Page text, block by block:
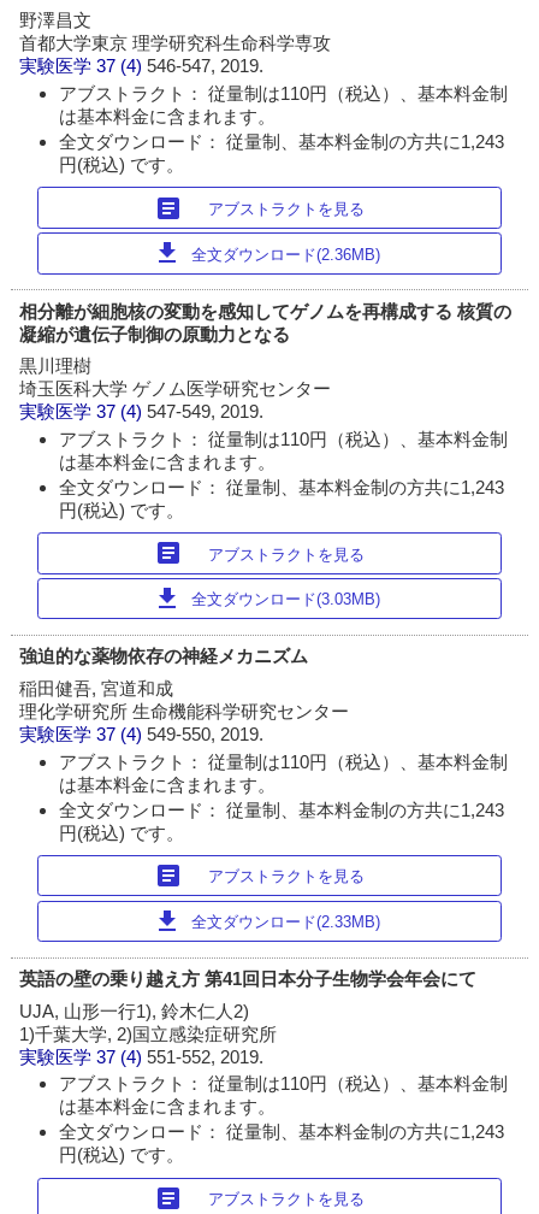
野澤昌文
首都大学東京 理学研究科生命科学専攻
実験医学 37 (4)546-547, 2019.
アブストラクト： 従量制は110円（税込）、基本料金制
は基本料金に含まれます。
全文ダウンロード： 従量制、基本料金制の方共に1,243
円(税込) です。
article アブストラクトを見る
download 全文ダウンロード(2.36MB)
相分離が細胞核の変動を感知してゲノムを再構成する 核質の
凝縮が遺伝子制御の原動力となる
黒川理樹
埼玉医科大学 ゲノム医学研究センター
実験医学 37 (4)547-549, 2019.
アブストラクト： 従量制は110円（税込）、基本料金制
は基本料金に含まれます。
全文ダウンロード： 従量制、基本料金制の方共に1,243
円(税込) です。
article アブストラクトを見る
download 全文ダウンロード(3.03MB)
強迫的な薬物依存の神経メカニズム
稲田健吾, 宮道和成
理化学研究所 生命機能科学研究センター
実験医学 37 (4)549-550, 2019.
アブストラクト： 従量制は110円（税込）、基本料金制
は基本料金に含まれます。
全文ダウンロード： 従量制、基本料金制の方共に1,243
円(税込) です。
article アブストラクトを見る
download 全文ダウンロード(2.33MB)
英語の壁の乗り越え方 第41回日本分子生物学会年会にて
UJA, 山形一行1), 鈴木仁人2)
1)千葉大学, 2)国立感染症研究所
実験医学 37 (4)551-552, 2019.
アブストラクト： 従量制は110円（税込）、基本料金制
は基本料金に含まれます。
全文ダウンロード： 従量制、基本料金制の方共に1,243
円(税込) です。
article アブストラクトを見る